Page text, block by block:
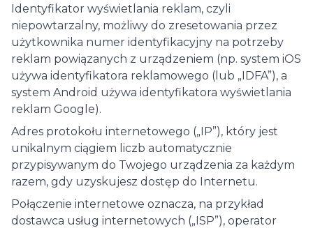
Identyfikator wyświetlania reklam, czyli
niepowtarzalny, możliwy do zresetowania przez
użytkownika numer identyfikacyjny na potrzeby
reklam powiązanych z urządzeniem (np. system iOS
używa identyfikatora reklamowego (lub „IDFA”), a
system Android używa identyfikatora wyświetlania
reklam Google).
Adres protokołu internetowego („IP”), który jest
unikalnym ciągiem liczb automatycznie
przypisywanym do Twojego urządzenia za każdym
razem, gdy uzyskujesz dostęp do Internetu.
Połączenie internetowe oznacza, na przykład
dostawca usług internetowych („ISP”), operator